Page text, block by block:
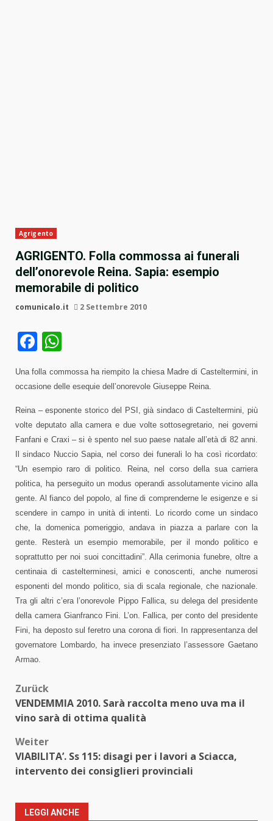
Agrigento
AGRIGENTO. Folla commossa ai funerali
dell’onorevole Reina. Sapia: esempio
memorabile di politico
comunicalo.it 2 Settembre 2010
Facebook
Una folla commossa ha riempito la chiesa Madre di Casteltermini, in
occasione delle esequie dell’onorevole Giuseppe Reina.
Reina – esponente storico del PSI, già sindaco di Casteltermini, più
volte deputato alla camera e due volte sottosegretario, nei governi
Fanfani e Craxi – si è spento nel suo paese natale all’età di 82 anni.
Il sindaco Nuccio Sapia, nel corso dei funerali lo ha così ricordato:
“Un esempio raro di politico. Reina, nel corso della sua carriera
politica, ha perseguito un modus operandi assolutamente vicino alla
gente. Al fianco del popolo, al fine di comprenderne le esigenze e si
scendere in campo in unità di intenti. Lo ricordo come un sindaco
che, la domenica pomeriggio, andava in piazza a parlare con la
gente. Resterà un esempio memorabile, per il mondo politico e
soprattutto per noi suoi concittadini”. Alla cerimonia funebre, oltre a
centinaia di castelterminesi, amici e conoscenti, anche numerosi
esponenti del mondo politico, sia di scala regionale, che nazionale.
Tra gli altri c’era l’onorevole Pippo Fallica, su delega del presidente
della camera Gianfranco Fini. L’on. Fallica, per conto del presidente
Fini, ha deposto sul feretro una corona di fiori. In rappresentanza del
governatore Lombardo, ha invece presenziato l’assessore Gaetano
Armao.
Beitragsnavigation
Zurück
VENDEMMIA 2010. Sarà raccolta meno uva ma il
vino sarà di ottima qualità
Weiter
VIABILITA’. Ss 115: disagi per i lavori a Sciacca,
intervento dei consiglieri provinciali
LEGGI ANCHE